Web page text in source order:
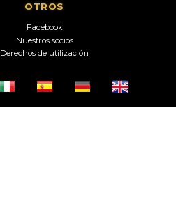
OTROS
Facebook
Nuestros socios
Derechos de utilización